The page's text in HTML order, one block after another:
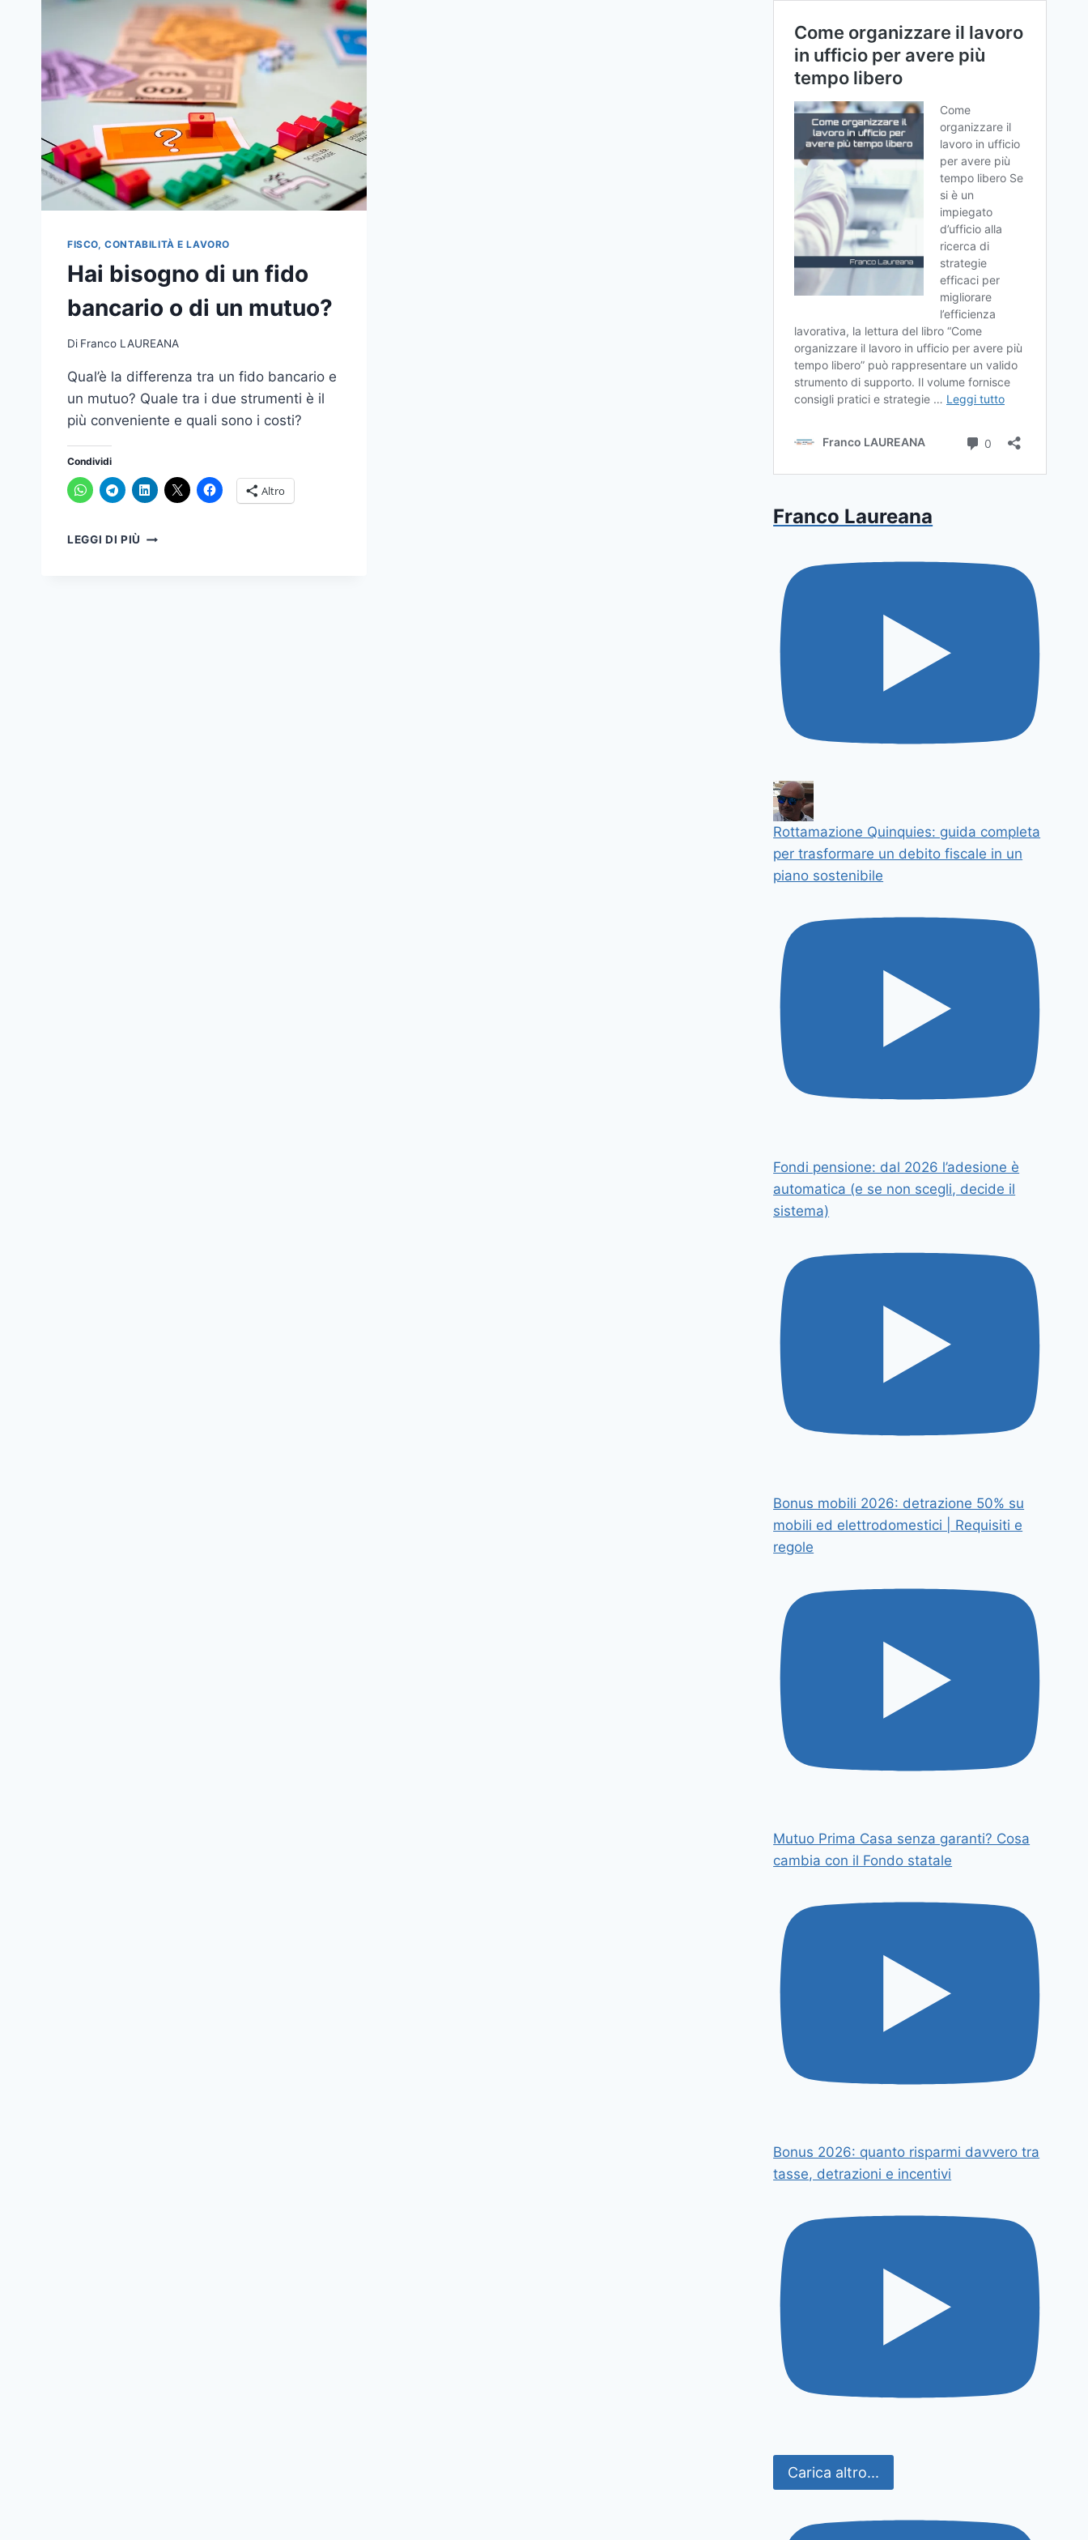
FISCO, CONTABILITÀ E LAVORO
Hai bisogno di un fido
bancario o di un mutuo?
Di Franco LAUREANA
Qual’è la differenza tra un fido bancario e
un mutuo? Quale tra i due strumenti è il
più conveniente e quali sono i costi?
Condividi
Altro
LEGGI DI PIÙ HAI
Franco Laureana
Rottamazione Quinquies: guida completa
per trasformare un debito fiscale in un
piano sostenibile
Fondi pensione: dal 2026 l’adesione è
automatica (e se non scegli, decide il
sistema)
Bonus mobili 2026: detrazione 50% su
mobili ed elettrodomestici | Requisiti e
regole
Mutuo Prima Casa senza garanti? Cosa
cambia con il Fondo statale
Bonus 2026: quanto risparmi davvero tra
tasse, detrazioni e incentivi
Carica altro...